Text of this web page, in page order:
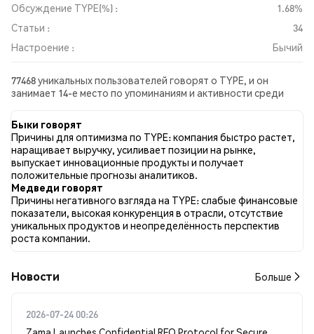
Обсуждение TYPE(%) :
1.68%
Статьи :
34
Настроение :
Бычий
77468 уникальных пользователей говорят о TYPE, и он
занимает 14-е место по упоминаниям и активности среди
отношении TYPE во всех социальных сетях было Бычий.
Всего было опубликовано 34 новостных статей о TYPE. В
Twitter 34.06% твитов имели бычий настрой по сравнению с
19.64% твитов с медвежьим настроем по TYPE. 46.30%
твитов были нейтральными по отношению к TYPE. Эти
данные основаны на 29811 твитах.
Быки говорят
Причины для оптимизма по TYPE: компания быстро растет,
наращивает выручку, усиливает позиции на рынке,
выпускает инновационные продукты и получает
положительные прогнозы аналитиков.
Медведи говорят
Причины негативного взгляда на TYPE: слабые финансовые
показатели, высокая конкуренция в отрасли, отсутствие
уникальных продуктов и неопределённость перспектив
роста компании.
Новости Больше
2026-07-24 00:26